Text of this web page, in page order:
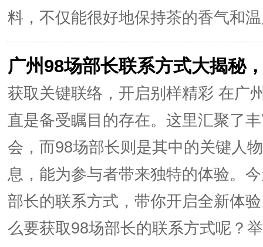
料，不仅能很好地保持茶的香气和
广州98场部长联系方式大揭秘
获取关键联络，开启别样精彩 在广
直是备受瞩目的存在。这里汇聚了
会，而98场部长则是其中的关键人
息，能为参与者带来独特的体验。
部长的联系方式，带你开启全新体
么要获取98场部长的联系方式呢？